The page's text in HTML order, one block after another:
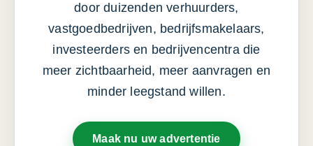
door duizenden verhuurders,
vastgoedbedrijven, bedrijfsmakelaars,
investeerders en bedrijvencentra die
meer zichtbaarheid, meer aanvragen en
minder leegstand willen.
Maak nu uw advertentie